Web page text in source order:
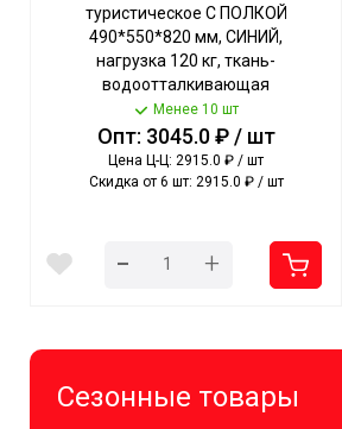
туристическое С ПОЛКОЙ
490*550*820 мм, СИНИЙ,
нагрузка 120 кг, ткань-
водоотталкивающая
пропитка арт. КСП/6 NIKA [2]
Менее 10 шт
Опт: 3045.0 ₽ / шт
Цена Ц-Ц: 2915.0 ₽ / шт
Скидка от 6 шт: 2915.0 ₽ / шт
- +
Сезонные товары